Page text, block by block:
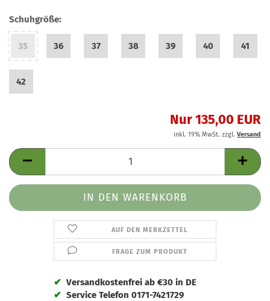
Schuhgröße:
35 36 37 38 39 40 41
42
Nur 135,00 EUR
inkl. 19% MwSt. zzgl. Versand
AUF DEN MERKZETTEL
FRAGE ZUM PRODUKT
✔ Versandkostenfrei ab €30 in DE
✔ Service Telefon 0171-7421729